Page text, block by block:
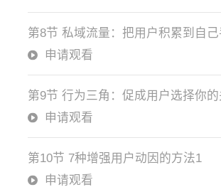
第8节 私域流量：把用户积累到自己
申请观看
第9节 行为三角：促成用户选择你
申请观看
第10节 7种增强用户动因的方法1
申请观看